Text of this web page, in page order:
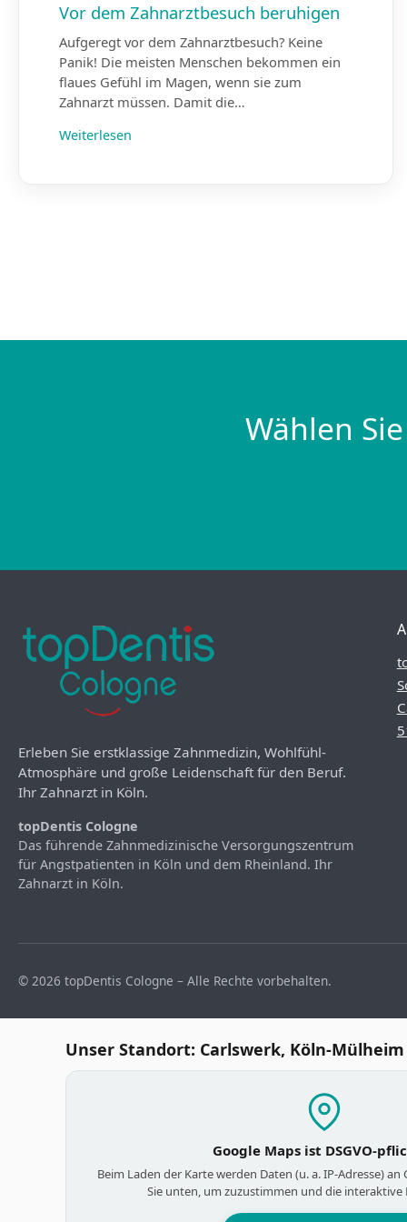
Vor dem Zahnarztbesuch beruhigen
Aufgeregt vor dem Zahnarztbesuch? Keine
Panik! Die meisten Menschen bekommen ein
flaues Gefühl im Magen, wenn sie zum
Zahnarzt müssen. Damit die…
Weiterlesen
Wählen
Erleben Sie erstklassige Zahnmedizin, Wohlfühl-
Atmosphäre und große Leidenschaft für den Beruf.
Ihr Zahnarzt in Köln.
topDentis Cologne
Das führende Zahnmedizinische Versorgungszentrum
für Angstpatienten in Köln und dem Rheinland. Ihr
Zahnarzt in Köln.
© 2026 topDentis Cologne – Alle Rechte vorbehalten.
Unser Standort: Carlswerk, Köln-Mülheim
Google Maps ist DSGVO-
Beim Laden der Karte werden Daten (u. a. IP-Adresse)
Sie unten, um zuzustimmen und die interaktive